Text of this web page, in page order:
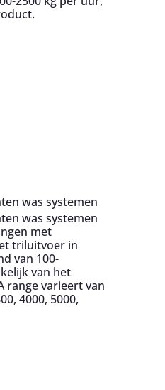
was systemen
was systemen
met
triluitvoer in
van 100-
van het
range varieert van
4000, 5000,